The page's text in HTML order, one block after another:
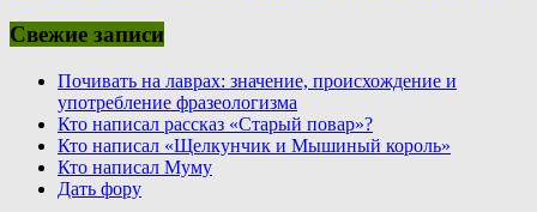
Свежие записи
Почивать на лаврах: значение, происхождение и
употребление фразеологизма
Кто написал рассказ «Старый повар»?
Кто написал «Щелкунчик и Мышиный король»
Кто написал Муму
Дать фору